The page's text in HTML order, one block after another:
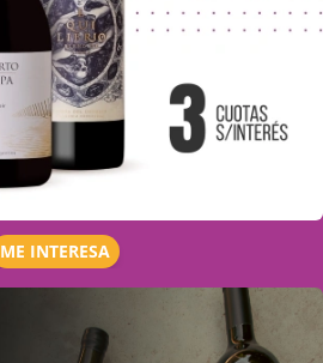
ME INTERESA